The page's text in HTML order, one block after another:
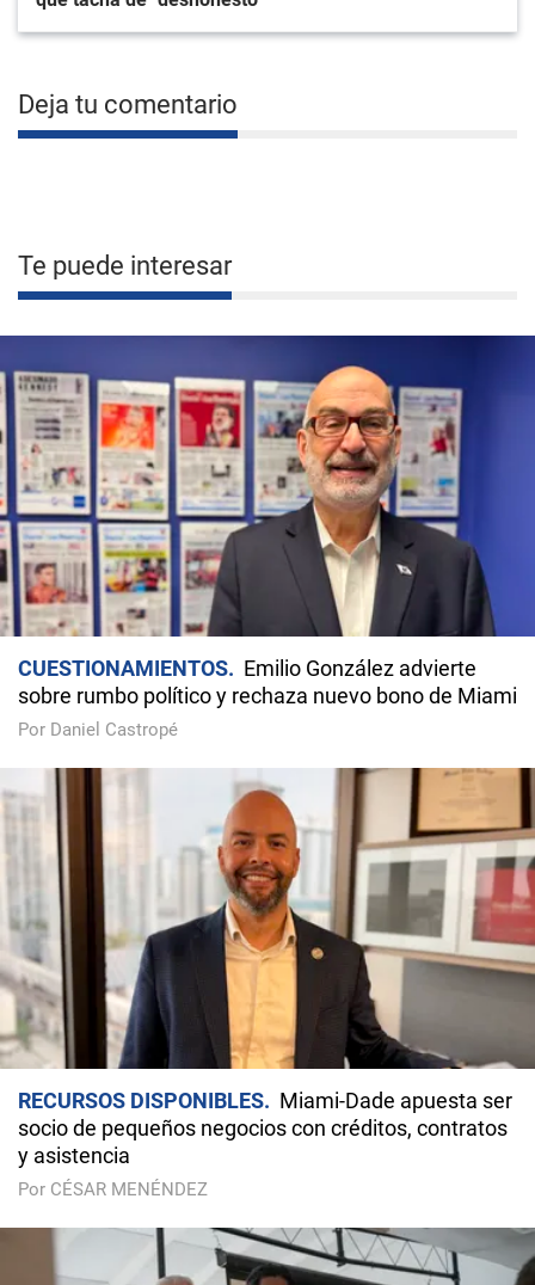
Deja tu comentario
Te puede interesar
CUESTIONAMIENTOS
Emilio González advierte
sobre rumbo político y rechaza nuevo bono de Miami
Por Daniel Castropé
RECURSOS DISPONIBLES
Miami-Dade apuesta ser
socio de pequeños negocios con créditos, contratos
y asistencia
Por CÉSAR MENÉNDEZ